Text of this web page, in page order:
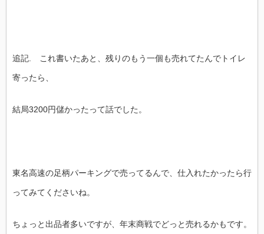
追記. これ書いたあと、残りのもう一個も売れてたんでトイレ
寄ったら、
結局3200円儲かったって話でした。
東名高速の足柄パーキングで売ってるんで、仕入れたかったら行
ってみてくださいね。
ちょっと出品者多いですが、年末商戦でどっと売れるかもです。